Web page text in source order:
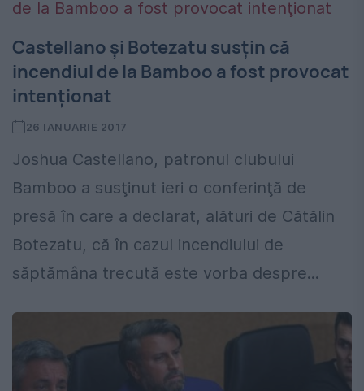
Castellano şi Botezatu susţin că
incendiul de la Bamboo a fost provocat
intenţionat
26 IANUARIE 2017
Joshua Castellano, patronul clubului
Bamboo a susţinut ieri o conferinţă de
presă în care a declarat, alături de Cătălin
Botezatu, că în cazul incendiului de
săptămâna trecută este vorba despre...